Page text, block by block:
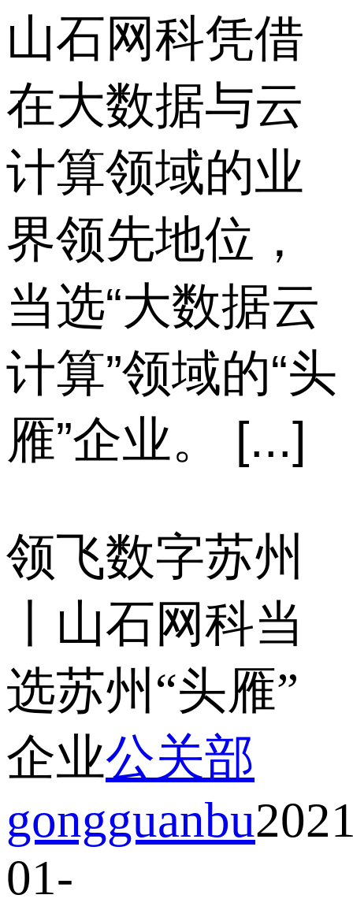
山石网科凭借
在大数据与云
计算领域的业
界领先地位，
当选“大数据云
计算”领域的“头
雁”企业。 [...]
领飞数字苏州
丨山石网科当
选苏州“头雁”
企业公关部
gongguanbu
01-